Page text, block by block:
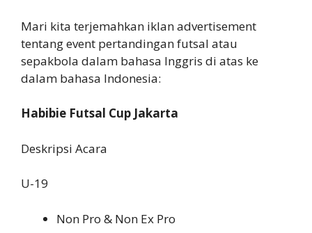
Mari kita terjemahkan iklan advertisement
tentang event pertandingan futsal atau
sepakbola dalam bahasa Inggris di atas ke
dalam bahasa Indonesia:
Habibie Futsal Cup Jakarta
Deskripsi Acara
U-19
Non Pro & Non Ex Pro